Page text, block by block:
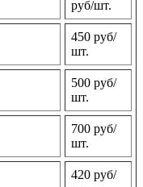
руб/шт.
450 руб/
шт.
500 руб/
шт.
700 руб/
шт.
420 руб/